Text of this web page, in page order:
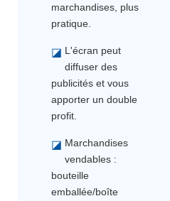
marchandises, plus
pratique.
◪ L'écran peut
diffuser des
publicités et vous
apporter un double
profit.
◪ Marchandises
vendables :
bouteille
emballée/boîte